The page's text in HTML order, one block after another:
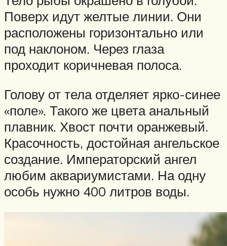
Поверх идут желтые линии. Они
расположены горизонтально или
под наклоном. Через глаза
проходит коричневая полоса.
Голову от тела отделяет ярко-синее
«поле». Такого же цвета анальный
плавник. Хвост почти оранжевый.
Красочность, достойная ангельское
создание. Императорский ангел
любим аквариумистами. На одну
особь нужно 400 литров воды.